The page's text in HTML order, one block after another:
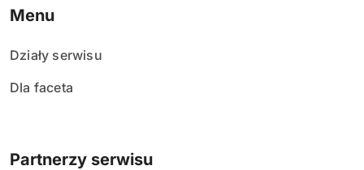
Menu
Działy serwisu
Dla faceta
Partnerzy serwisu